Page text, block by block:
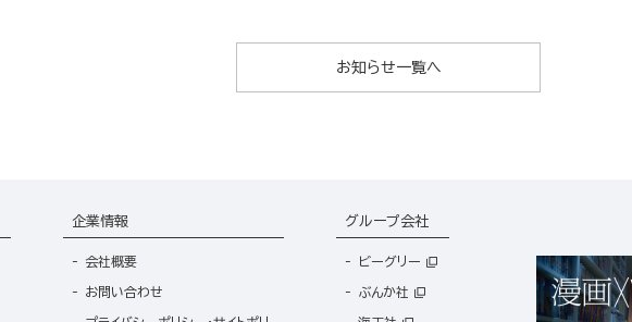
お知らせ一覧へ
企業情報
会社概要
お問い合わせ
グループ会社
ビーグリー
ぶんか社